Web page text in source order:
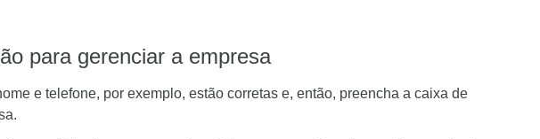
para gerenciar a empresa
e telefone, por exemplo, estão corretas e, então, preencha a caixa de